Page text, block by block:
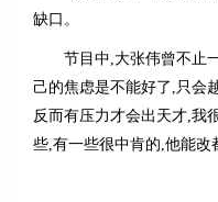
缺口。
节目中,大张伟曾不止一
己的焦虑是不能好了,只会
反而有压力才会出天才,我
些,有一些很中肯的,他能改